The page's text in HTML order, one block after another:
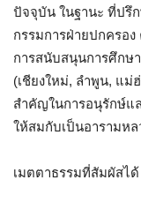
ปัจจุบัน ในฐานะ ที่ปรึ
กรรมการฝ่ายปกครอ
การสนับสนุนการศึกษ
(เชียงใหม่, ลำพูน, แม่
สำคัญในการอนุรักษ์แ
ให้สมกับเป็นอารามหล
เมตตาธรรมที่สัมผัสได้